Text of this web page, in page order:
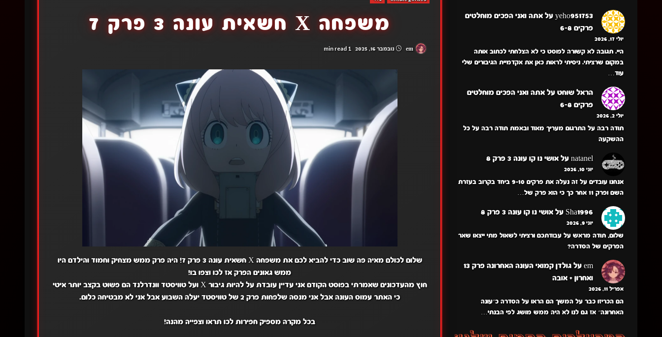
משפחה X חשאית עונה 3 פרק 7
נובמבר 16, 2025 1 min read
שלום לכולם מאיה פה שוב כדי להביא לכם את משפחה X חשאית עונה 3 פרק 7! היה פרק ממש מצחיק וחמוד והילדם היו
ממש גאונים הפרק אז לכו וצפו בו!
חוץ מהעדכונים שאמרתי בפוסט הקודם אני עדיין עובדת על להיות גיבור X ועל טוויסטד וונדרלנד הם פשוט בקצב יותר איטי
כי האתר עמוס העונה אבל אני מנסה שלפחות פרק 2 של טוויסטד יעלה השבוע אבל אני לא מבטיחה כלום.
בכל מקרה מספיק חפירות לכו תראו וצפייה מהנה!
yeho951753 עלאתה ואני הפכים מוחלטים
פרקים 6-8
יולי 17, 2026
היי. תגובה לא קשורה לפוסט כי לא הצלחתי לכתוב אותה
במקום שרציתי. ניסיתי לראות כאן את אקדמיית הגיבורים שלי
עוד…
הראל שוחט עלאתה ואני הפכים מוחלטים
פרקים 6-8
יולי 2, 2026
תודה רבה על התרגום מעריך מאוד ובאמת תודה רבה על כל
ההשקעה
natanel עלאושי נו קו עונה 3 פרק 8
יוני 10, 2026
אנחנו עובדים על זה נעלה את פרקים 9-10 ביחד בקרוב בעזרת
השם ופרק 11 אחר כך כי הוא פרק של…
Sha1996 עלאושי נו קו עונה 3 פרק 8
יוני 9, 2026
שלום, תודה מראש על עבודתכם ורציתי לשאול מתי ייצאו שאר
הפרקים של הסדרה?
em על
גולדן קמואי העונה האחרונה פרק 13
ואחרון + אובה
אפריל 11, 2026
הם הכריזו כבר על המשך הם הראו על הסדרה כ״עונה
האחרונה״ אז גם לנו לא היה ממש מושג לפי הבנתי…